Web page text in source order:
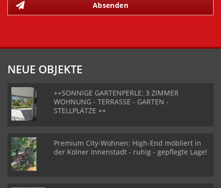
Absenden
NEUE OBJEKTE
++SONNIGE GARTENPERLE: 3 ZIMMER
WOHNUNG - TERRASSE - GARTEN -
STELLPLÄTZE ++
Premium City-Wohnen: High-End möbliert in
der Kölner Innenstadt - ruhig - gepflegte Lage!